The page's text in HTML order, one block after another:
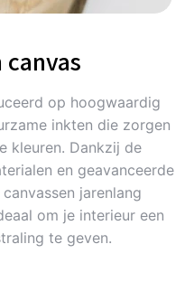
op hoogwaardig
inkten die zorgen
kleuren. Dankzij de
en geavanceerde
jarenlang
om je interieur een
te geven.